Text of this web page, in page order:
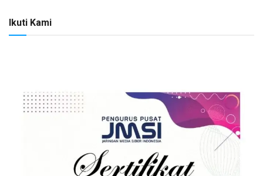
Ikuti Kami